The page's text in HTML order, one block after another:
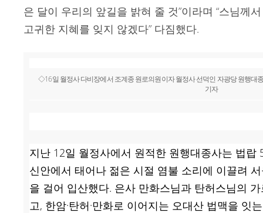
은 달이 우리의 앞길을 밝혀 줄 것”이라며 “스님께
고귀한 지혜를 잊지 않겠다” 다짐했다.
◇16일 월정사 다비장에서 조계종 원로의원이자 월정사 선덕인 자광당 원행대
기자
지난 12일 월정사에서 원적한 원행대종사는 법랍
신안에서 태어나 젊은 시절 염불 소리에 이끌려
을 걸어 입산했다. 은사 만화스님과 탄허스님의
고, 한암·탄허·만화로 이어지는 오대산 법맥을 잇